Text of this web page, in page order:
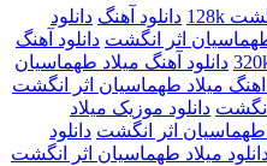
دانلود آهنگ دانلود
اثر انگشت
دانلود آهنگ
آهنگ میلاد طهماسیان
طهماسیان اثر انگشت
موزیک میلاد
اثر انگشت
دانلود
طهماسیان اثر انگشت